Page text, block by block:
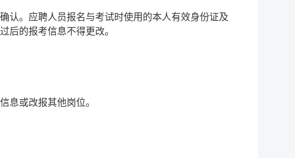
认。应聘人员报名与考试时使用的本人有效身份证及
的报考信息不得更改。
息或改报其他岗位。